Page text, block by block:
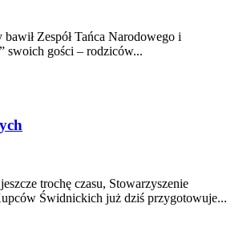
Zespół Tańca Narodowego i
swoich gości – rodziców...
trochę czasu, Stowarzyszenie
Świdnickich już dziś przygotowuje...